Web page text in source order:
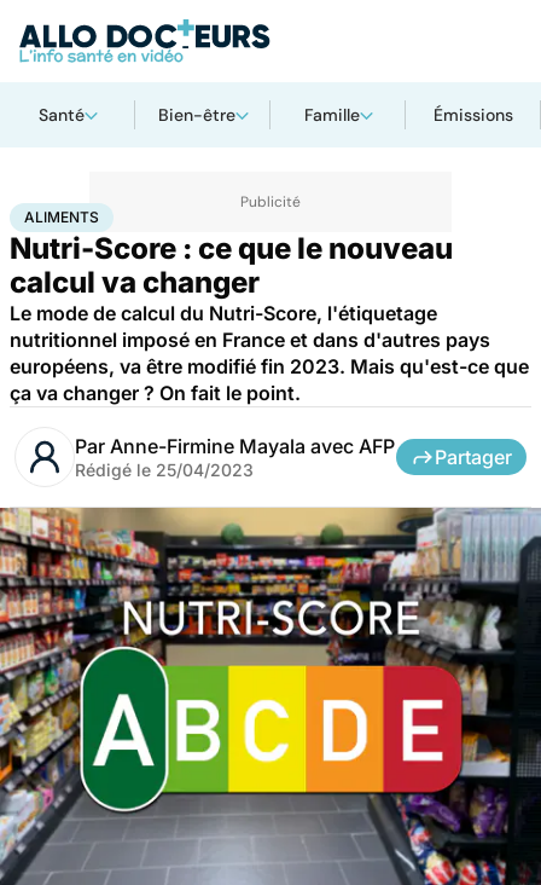
Santé Bien-être Famille Émissions
AccueilBien-être Aliments
ALIMENTS
Nutri-Score : ce que le nouveau
calcul va changer
Le mode de calcul du Nutri-Score, l'étiquetage
nutritionnel imposé en France et dans d'autres pays
européens, va être modifié fin 2023. Mais qu'est-ce que
ça va changer ? On fait le point.
Par Anne-Firmine Mayala avec AFP
Rédigé le 25/04/2023
Partager